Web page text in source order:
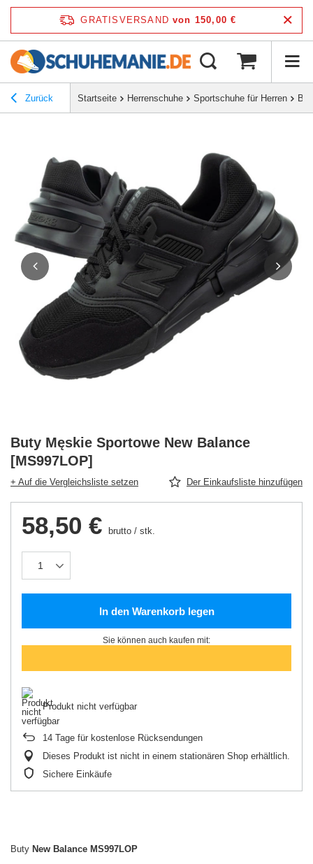
GRATISVERSAND von 150,00 €
Zurück Startseite Herrenschuhe Sportschuhe für Herren
Buty Męskie Sportowe New Balance
[MS997LOP]
+ Auf die Vergleichsliste setzen Der Einkaufsliste hinzufügen
58,50 € brutto / stk.
In den Warenkorb legen
Sie können auch kaufen mit:
Produkt nicht verfügbar
14 Tage für kostenlose Rücksendungen
Dieses Produkt ist nicht in einem stationären Shop erhältlich.
Sichere Einkäufe
Buty New Balance MS997LOP